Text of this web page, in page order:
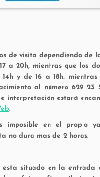
de visita dependiendo de
a 20h, mientras que los
y de 16 a 18h,
al número 629
interpretación estará
.
en el propio
no dura mas de 2 horas.
situado en la entrada